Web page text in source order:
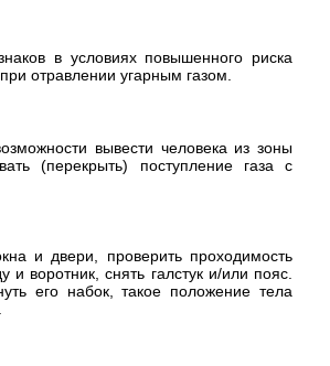
в условиях повышенного риска
отравлении угарным газом.
вывести человека из зоны
(перекрыть) поступление газа с
и двери, проверить проходимость
и воротник, снять галстук и/или пояс.
его набок, такое положение тела